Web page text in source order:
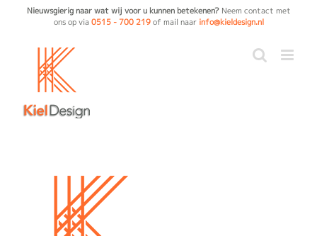
Nieuwsgierig naar wat wij voor u kunnen betekenen?Neem contact met
ons op via0515 - 700 219of mail naar info@kieldesign.nl